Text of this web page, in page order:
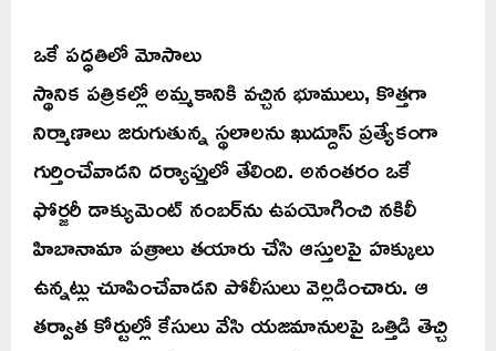
ఒకే పద్ధతిలో మోసాలు
స్థానిక పత్రికల్లో అమ్మకానికి వచ్చిన భూములు, కొత్తగా
నిర్మాణాలు జరుగుతున్న స్థలాలను ఖుద్దూస్ ప్రత్యేకంగా
గుర్తించేవాడని దర్యాప్తులో తేలింది. అనంతరం ఒకే
ఫోర్జరీ డాక్యుమెంట్ నంబర్‌ను ఉపయోగించి నకిలీ
హిబానామా పత్రాలు తయారు చేసి ఆస్తులపై హక్కులు
ఉన్నట్లు చూపించేవాడని పోలీసులు వెల్లడించారు. ఆ
తర్వాత కోర్టుల్లో కేసులు వేసి యజమానులపై ఒత్తిడి తెచ్చి